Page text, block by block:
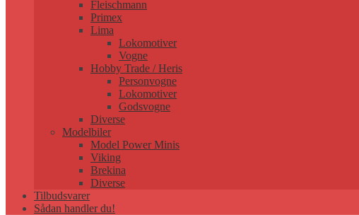
Fleischmann
Primex
Lima
Lokomotiver
Vogne
Hobby Trade / Heris
Personvogne
Lokomotiver
Godsvogne
Diverse
Modelbiler
Model Power Minis
Viking
Brekina
Diverse
Tilbudsvarer
Sådan handler du!